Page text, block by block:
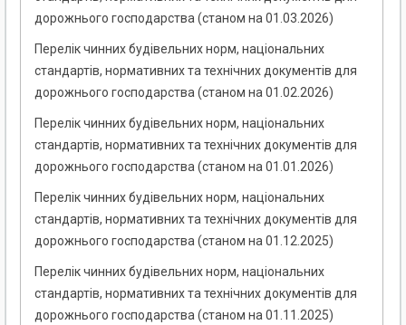
дорожнього господарства (станом на 01.03.2026)
Перелік чинних будівельних норм, національних
стандартів, нормативних та технічних документів для
дорожнього господарства (станом на 01.02.2026)
Перелік чинних будівельних норм, національних
стандартів, нормативних та технічних документів для
дорожнього господарства (станом на 01.01.2026)
Перелік чинних будівельних норм, національних
стандартів, нормативних та технічних документів для
дорожнього господарства (станом на 01.12.2025)
Перелік чинних будівельних норм, національних
стандартів, нормативних та технічних документів для
дорожнього господарства (станом на 01.11.2025)